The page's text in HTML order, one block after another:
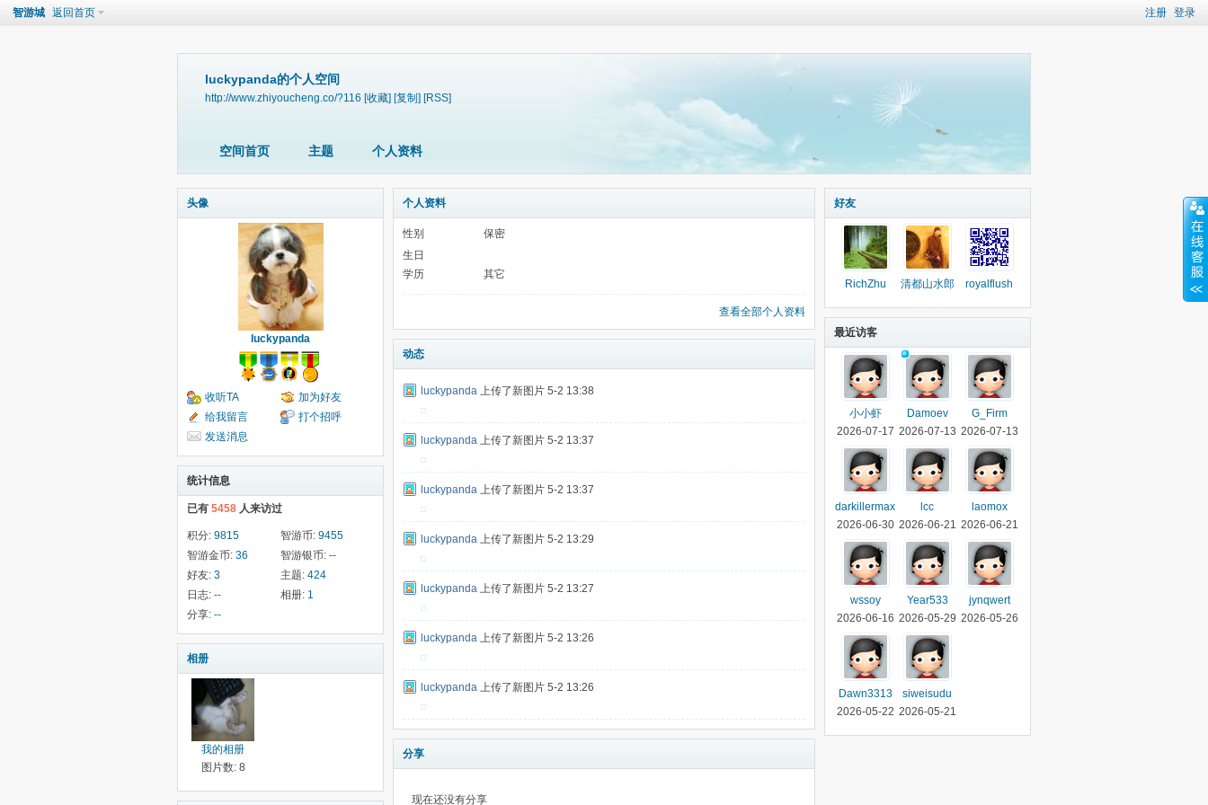
注册 登录
智游城 返回首页
luckypanda的个人空间
http://www.zhiyoucheng.co/?116 [收藏] [复制] [RSS]
空间首页 主题 个人资料
头像
luckypanda
收听TA
加为好友
给我留言
打个招呼
发送消息
统计信息
已有 5458 人来访过
积分: 9815 智游币: 9455
智游金币: 36 智游银币: --
好友: 3 主题: 424
日志: -- 相册: 1
分享: --
相册
我的相册
图片数: 8
个人资料
性别
保密
生日
学历
其它
查看全部个人资料
动态
luckypanda 上传了新图片 5-2 13:38
luckypanda 上传了新图片 5-2 13:37
luckypanda 上传了新图片 5-2 13:37
luckypanda 上传了新图片 5-2 13:29
luckypanda 上传了新图片 5-2 13:27
luckypanda 上传了新图片 5-2 13:26
luckypanda 上传了新图片 5-2 13:26
分享
现在还没有分享
好友
RichZhu 清都山水郎 royalflush
最近访客
小小虾
2026-07-17
Damoev
2026-07-13
G_Firm
2026-07-13
darkillermax
2026-06-30
lcc
2026-06-21
laomox
2026-06-21
wssoy
2026-06-16
Year533
2026-05-29
jynqwert
2026-05-26
Dawn3313
2026-05-22
siweisudu
2026-05-21